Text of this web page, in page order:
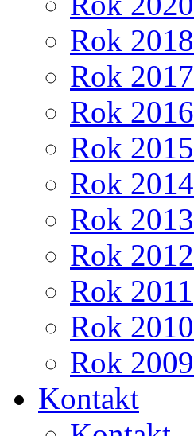
Rok 2018
Rok 2017
Rok 2016
Rok 2015
Rok 2014
Rok 2013
Rok 2012
Rok 2011
Rok 2010
Rok 2009
Kontakt